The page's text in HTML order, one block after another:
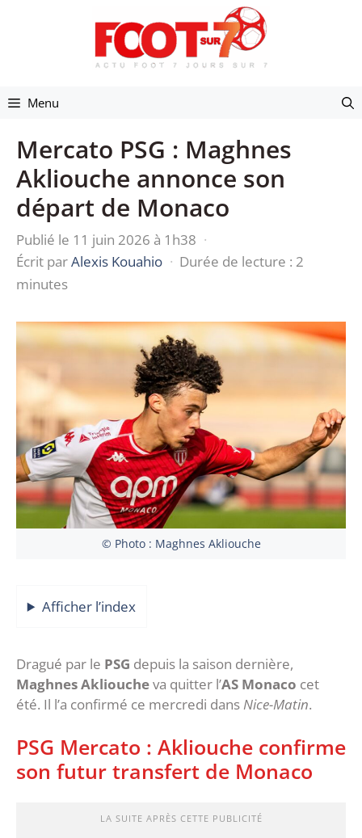
Menu
Mercato PSG : Maghnes
Akliouche annonce son
départ de Monaco
Publié le 11 juin 2026 à 1h38 ·
Écrit parAlexis Kouahio · Durée de lecture : 2
minutes
© Photo : Maghnes Akliouche
Afficher l’index
Dragué par le PSG depuis la saison dernière,
Maghnes Aklioucheva quitter l’AS Monaco cet
été. Il l’a confirmé ce mercredi dans Nice-Matin.
PSG Mercato : Akliouche confirme
son futur transfert de Monaco
LA SUITE APRÈS CETTE PUBLICITÉ